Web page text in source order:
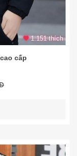
1.151 thích
cấp